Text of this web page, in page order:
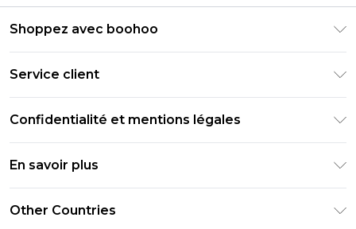
Shoppez avec boohoo
PayPal
Clearpay
Klarna
Réduction étudiant - Student Beans
Réduction étudiant - UNiDAYS
Service client
Informations de livraison
Informations sur les retours
Contactez-nous
Confidentialité et mentions légales
Conditions d'utilisation
En savoir plus
Other Countries